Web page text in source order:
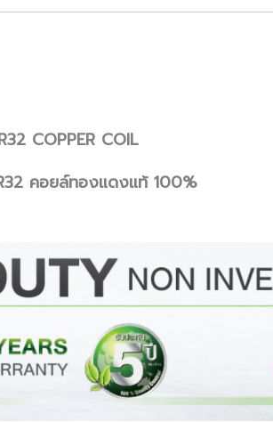
COPPER COIL
คอยล์ทองแดงแท้ 100%